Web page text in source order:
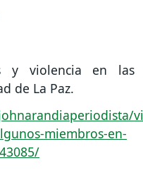
y violencia en las
de La Paz.
miembros-en-